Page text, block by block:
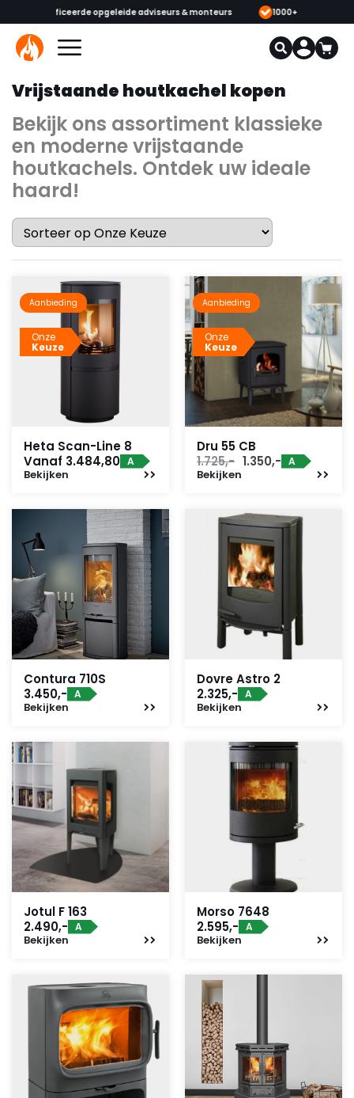
1000+ kachels en haarden in onze showrooms
Vrijstaande houtkachel kopen
Bekijk ons assortiment klassieke
en moderne vrijstaande
houtkachels. Ontdek uw ideale
haard!
Aanbieding
Onze
Keuze
Heta Scan-Line 8
Vanaf 3.484,80 A
Bekijken
Aanbieding
Onze
Keuze
Dru 55 CB
1.725,- Oorspronkelijke
prijs
1.350,- Huidige
A
Bekijken
Contura 710S
3.450,- A
Bekijken
Dovre Astro 2
2.325,- A
Bekijken
Jotul F 163
2.490,- A
Bekijken
Morso 7648
2.595,- A
Bekijken